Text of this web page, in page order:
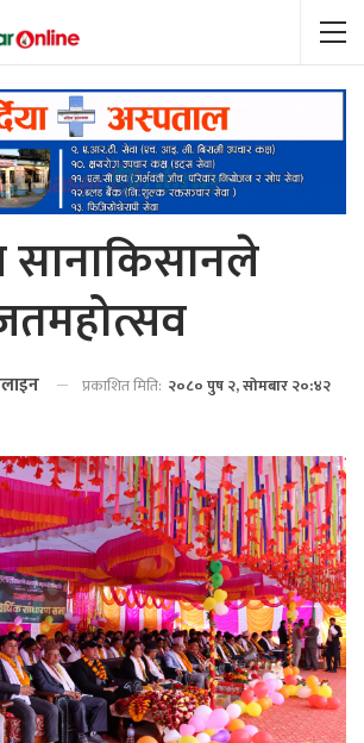
सानाकिसानले
प्रकाशित मिति: २०८० पुष २, सोमबार २०:४२